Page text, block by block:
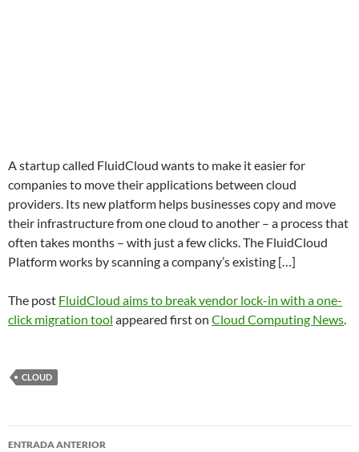
A startup called FluidCloud wants to make it easier for
companies to move their applications between cloud
providers. Its new platform helps businesses copy and move
their infrastructure from one cloud to another – a process that
often takes months – with just a few clicks. The FluidCloud
Platform works by scanning a company’s existing […]
The post FluidCloud aims to break vendor lock-in with a one-
click migration tool appeared first on Cloud Computing News.
CLOUD
Navegador
ENTRADA ANTERIOR